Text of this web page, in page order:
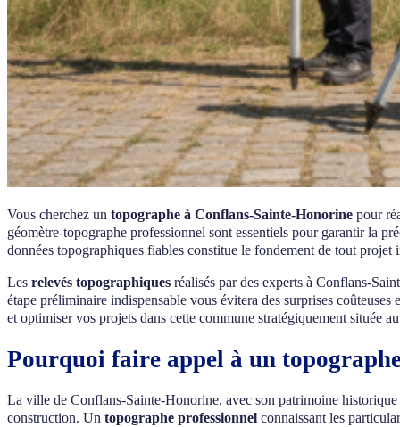
Vous cherchez un topographe à Conflans-Sainte-Honorine pour
géomètre-topographe professionnel sont essentiels pour garantir la
données topographiques fiables constitue le fondement de tout
Les relevés topographiques réalisés par des experts à Conflans-
étape préliminaire indispensable vous évitera des surprises
et optimiser vos projets dans cette commune stratégiquement située
Pourquoi faire appel à un
La ville de Conflans-Sainte-Honorine, avec son patrimoine
construction. Un topographe professionnel connaissant les